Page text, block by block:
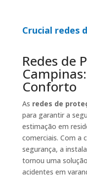
Crucial redes
Redes de
Conforto
As redes de
para garantir a
estimação em
comerciais. Com a
segurança, a
tornou uma
acidentes em